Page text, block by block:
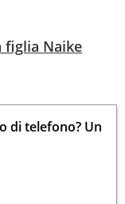
figlia Naike
di telefono? Un